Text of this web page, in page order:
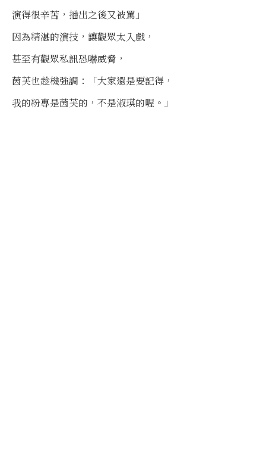
演得很辛苦，播出之後又被罵」
因為精湛的演技，讓觀眾太入戲，
甚至有觀眾私訊恐嚇威脅，
茵芙也趁機強調：「大家還是要記得，
我的粉專是茵芙的，不是淑瑛的喔。」